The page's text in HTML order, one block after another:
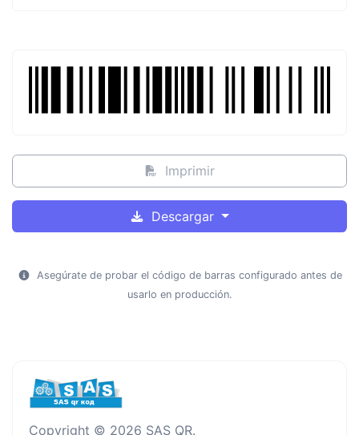
Imprimir
Descargar
Asegúrate de probar el código de barras configurado antes de
usarlo en producción.
Copyright © 2026 SAS QR.